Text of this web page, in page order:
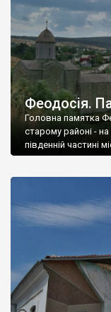
Феодосія.
Головна памятка
старому районі -
південній частині